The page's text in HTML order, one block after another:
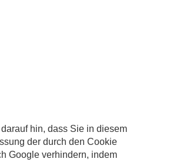
hin, dass Sie in diesem
der durch den Cookie
Google verhindern, indem